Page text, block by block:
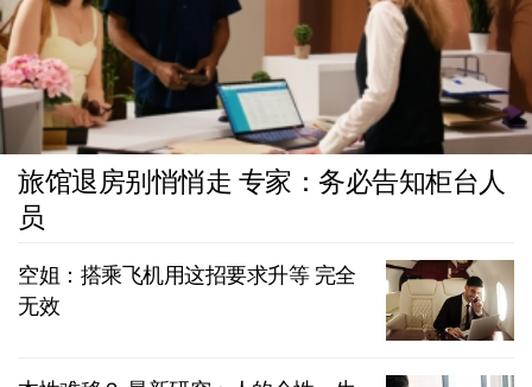
旅馆退房别悄悄走 专家：务必告知柜台人
员
空姐：搭乘飞机用这招要求升等 完全
无效